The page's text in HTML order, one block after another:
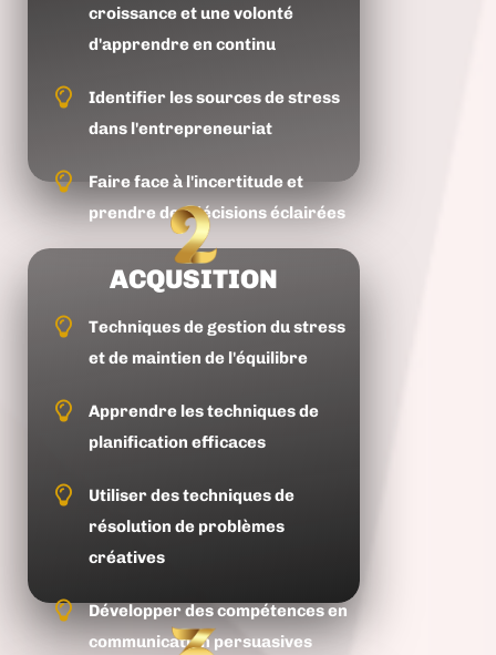
croissance et une volonté
d'apprendre en continu
Identifier les sources de stress
dans l'entrepreneuriat
Faire face à l'incertitude et
prendre des décisions éclairées
ACQUSITION
Techniques de gestion du stress
et de maintien de l'équilibre
Apprendre les techniques de
planification efficaces
Utiliser des techniques de
résolution de problèmes
créatives
Développer des compétences en
communication persuasives